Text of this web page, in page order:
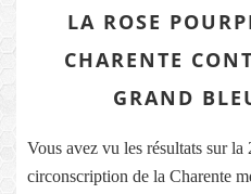
LA ROSE
CHARENTE
GRAND
Vous avez vu les résultats sur la
circonscription de la Charente